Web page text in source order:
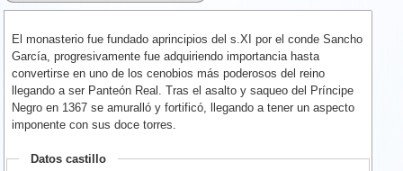
El monasterio fue fundado aprincipios del s.XI por el conde Sancho
García, progresivamente fue adquiriendo importancia hasta
convertirse en uno de los cenobios más poderosos del reino
llegando a ser Panteón Real. Tras el asalto y saqueo del Príncipe
Negro en 1367 se amuralló y fortificó, llegando a tener un aspecto
imponente con sus doce torres.
Datos castillo